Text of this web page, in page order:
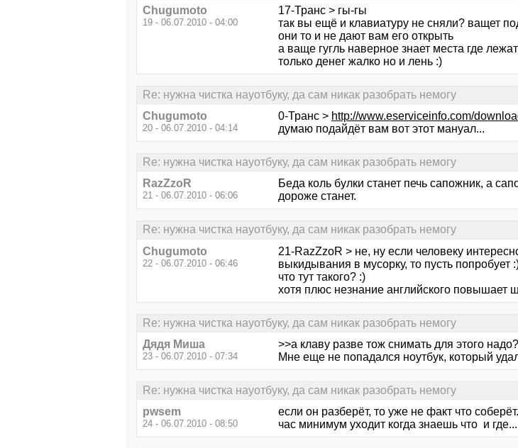
Chugumoto
19 - 06.07.2010 - 04:00
17-Транс > гы-гы
так вы ещё и клавиатуру не сняли? ващет
они то и не дают вам его открыть
а ваще гугль наверное знает места где
только денег жалко но и лень :)
Re: нужна чистка науотбуку, да сам никак разобрать немогу
Chugumoto
20 - 06.07.2010 - 04:14
0-Транс > http://www.eserviceinfo.com/
думаю подайдёт вам вот этот мануал...
Re: нужна чистка науотбуку, да сам никак разобрать немогу
RazZzoR
21 - 06.07.2010 - 06:06
Беда коль булки станет печь сапожник, а
дороже станет.
Re: нужна чистка науотбуку, да сам никак разобрать немогу
Chugumoto
22 - 06.07.2010 - 06:46
21-RazZzoR > не, ну если человеку
выкидывания в мусорку, то пусть попробует
что тут такого? :)
хотя плюс незнание английского
Re: нужна чистка науотбуку, да сам никак разобрать немогу
Дядя Миша
23 - 06.07.2010 - 07:34
>>а клаву разве тож снимать для этого надо?
Мне еще не попадался ноутбук, который
Re: нужна чистка науотбуку, да сам никак разобрать немогу
pwsem
24 - 06.07.2010 - 08:50
если он разберёт, то уже не факт что
час минимум уходит когда знаешь что и где...